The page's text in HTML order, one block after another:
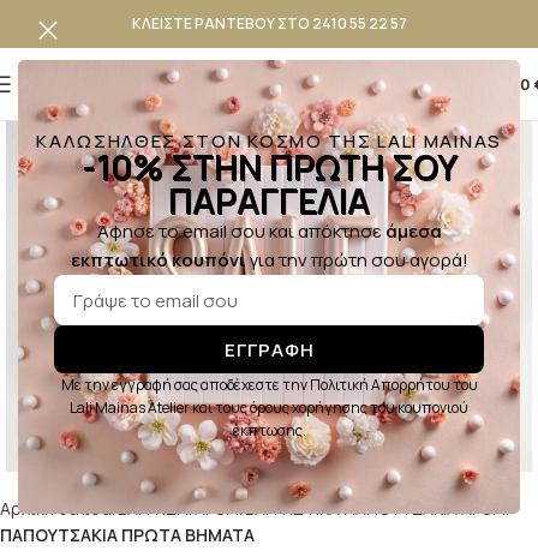
ΚΑΛΩΣΗΛΘΕΣ ΣΤΟΝ ΚΟΣΜΟ ΤΗΣ LALI MAINAS
-10% ΣΤΗΝ ΠΡΩΤΗ ΣΟΥ
ΠΑΡΑΓΓΕΛΙΑ
Άφησε το email σου και απόκτησε άμεσα
εκπτωτικό κουπόνιγια την πρώτη σου αγορά!
ΕΓΓΡΑΦΗ
Με την εγγραφή σας αποδέχεστε την Πολιτική Απορρήτου του
Lali Mainas Atelier και τους όρους χορήγησης του κουπονιού
έκπτωσης.
ΚΛΕΙΣΤΕ ΡΑΝΤΕΒΟΥ ΣΤΟ 2410 55 22 57
0,00
Κλικ για μεγέθυνση
Αρχική σελίδα ΒΑΠΤΙΣΗ ΑΓΟΡΙ ΒΑΠΤΙΣΤΙΚΑ ΠΑΠΟΥΤΣAKIA ΑΓΟΡΙ
ΠΑΠΟΥΤΣΑΚΙΑ ΠΡΩΤΑ ΒΗΜΑΤΑ